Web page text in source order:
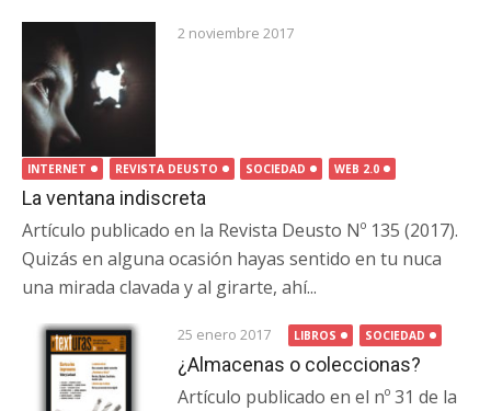
2 noviembre 2017
INTERNET REVISTA DEUSTO SOCIEDAD WEB 2.0
La ventana indiscreta
Artículo publicado en la Revista Deusto Nº 135 (2017).
Quizás en alguna ocasión hayas sentido en tu nuca
una mirada clavada y al girarte, ahí...
25 enero 2017 LIBROS SOCIEDAD
¿Almacenas o coleccionas?
Artículo publicado en el nº 31 de la